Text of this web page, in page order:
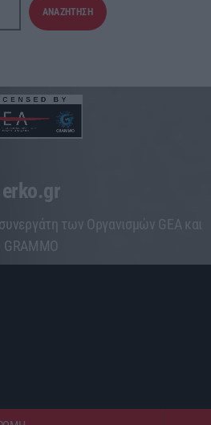
ΑΝΑΖΉΤΗΣΗ
erko.gr
των Οργανισμών GEA και
GRAMMO